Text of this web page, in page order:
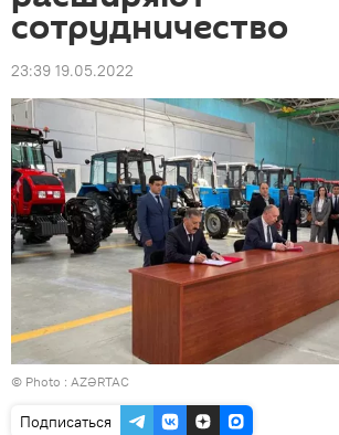
сотрудничество
23:39 19.05.2022
© Photo : AZƏRTAC
Подписаться